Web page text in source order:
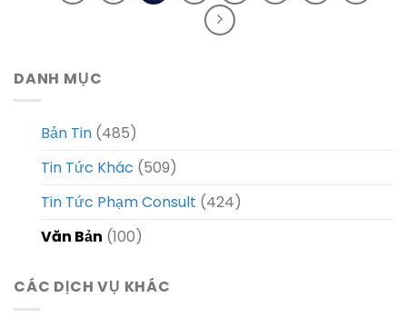
DANH MỤC
Bản Tin (485)
Tin Tức Khác (509)
Tin Tức Phạm Consult (424)
Văn Bản (100)
CÁC DỊCH VỤ KHÁC